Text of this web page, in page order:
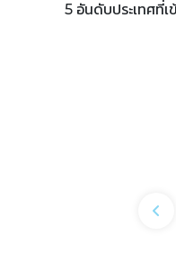
5 อันดับประเทศที่เ